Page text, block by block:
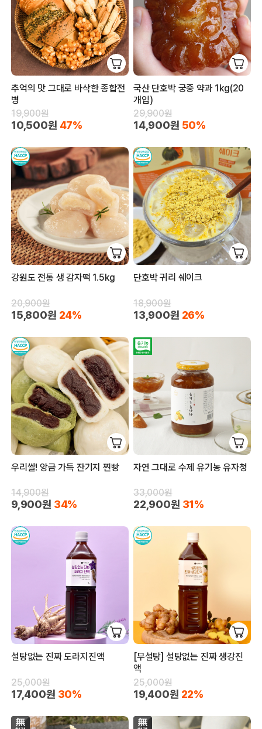
추억의 맛 그대로 바삭한 종합전
병
19,900원
10,500원 47%
국산 단호박 궁중 약과 1kg(20
개입)
29,900원
14,900원 50%
강원도 전통 생 감자떡 1.5kg
20,900원
15,800원 24%
단호박 귀리 쉐이크
18,900원
13,900원 26%
우리쌀! 앙금 가득 잔기지 찐빵
14,900원
9,900원 34%
자연 그대로 수제 유기농 유자청
33,000원
22,900원 31%
설탕없는 진짜 도라지진액
25,000원
17,400원 30%
[무설탕] 설탕없는 진짜 생강진
액
25,000원
19,400원 22%